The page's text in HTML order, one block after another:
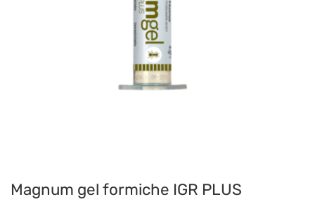
Magnum gel formiche IGR PLUS